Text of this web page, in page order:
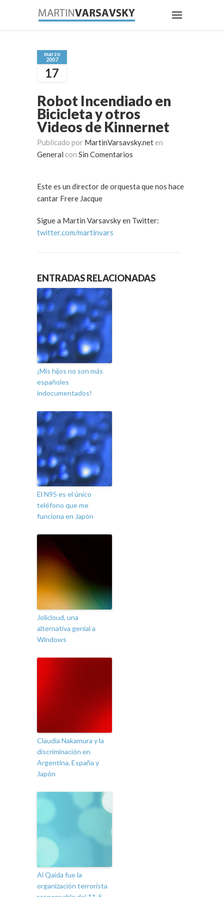
marzo
2007
17
Robot Incendiado en
Bicicleta y otros
Videos de Kinnernet
Publicado por MartinVarsavsky.net en
General con Sin Comentarios
Este es un director de orquesta que nos hace
cantar Frere Jacque
Sigue a Martin Varsavsky en Twitter:
twitter.com/martinvars
ENTRADAS RELACIONADAS
¡Mis hijos no son más
españoles
indocumentados!
El N95 es el único
teléfono que me
funciona en Japón
Jolicloud, una
alternativa genial a
Windows
Claudia Nakamura y la
discriminación en
Argentina, España y
Japón
Al Qaida fue la
organización terrorista